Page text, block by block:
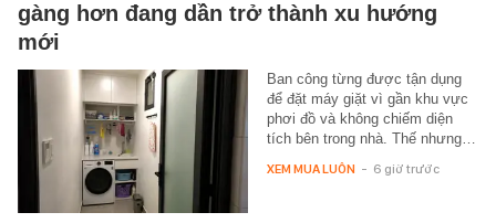
gàng hơn đang dần trở thành xu hướng
mới
Ban công từng được tận dụng
để đặt máy giặt vì gần khu vực
phơi đồ và không chiếm diện
tích bên trong nhà. Thế nhưng…
XEM MUA LUÔN - 6 giờ trước